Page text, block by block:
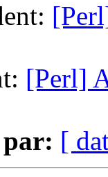
[Perl]
par: [